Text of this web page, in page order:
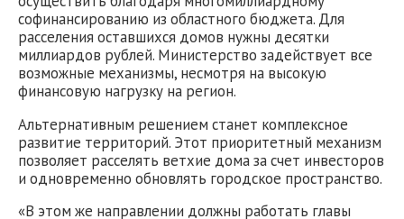
софинансированию из областного бюджета. Для
расселения оставшихся домов нужны десятки
миллиардов рублей. Министерство задействует все
возможные механизмы, несмотря на высокую
финансовую нагрузку на регион.
Альтернативным решением станет комплексное
развитие территорий. Этот приоритетный механизм
позволяет расселять ветхие дома за счет инвесторов
и одновременно обновлять городское пространство.
«В этом же направлении должны работать главы